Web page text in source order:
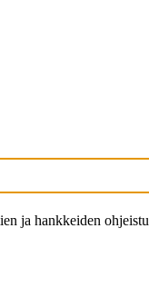
ja hankkeiden